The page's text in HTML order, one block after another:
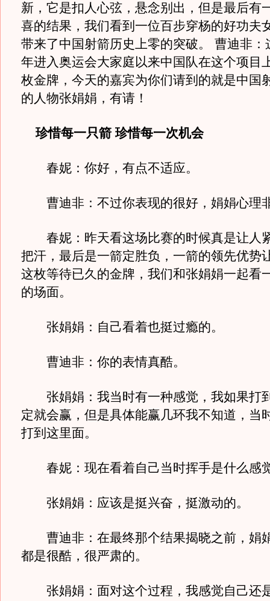
新，它是扣人心弦，悬念别出，但是最后有
喜的结果，我们看到一位百步穿杨的好功夫
带来了中国射箭历史上零的突破。 曹迪非：
年进入奥运会大家庭以来中国队在这个项目
枚金牌，今天的嘉宾为你们请到的就是中国
的人物张娟娟，有请！
珍惜每一只箭 珍惜每一次机会
春妮：你好，有点不适应。
曹迪非：不过你表现的很好，娟娟心理
春妮：昨天看这场比赛的时候真是让人
把汗，最后是一箭定胜负，一箭的领先优势
这枚等待已久的金牌，我们和张娟娟一起看
的场面。
张娟娟：自己看着也挺过瘾的。
曹迪非：你的表情真酷。
张娟娟：我当时有一种感觉，我如果打
定就会赢，但是具体能赢几环我不知道，当
打到这里面。
春妮：现在看着自己当时挥手是什么感
张娟娟：应该是挺兴奋，挺激动的。
曹迪非：在最终那个结果揭晓之前，娟
都是很酷，很严肃的。
张娟娟：面对这个过程，我感觉自己还